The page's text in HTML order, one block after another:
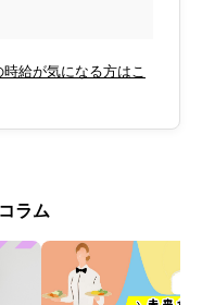
給が気になる方はこ
ラム